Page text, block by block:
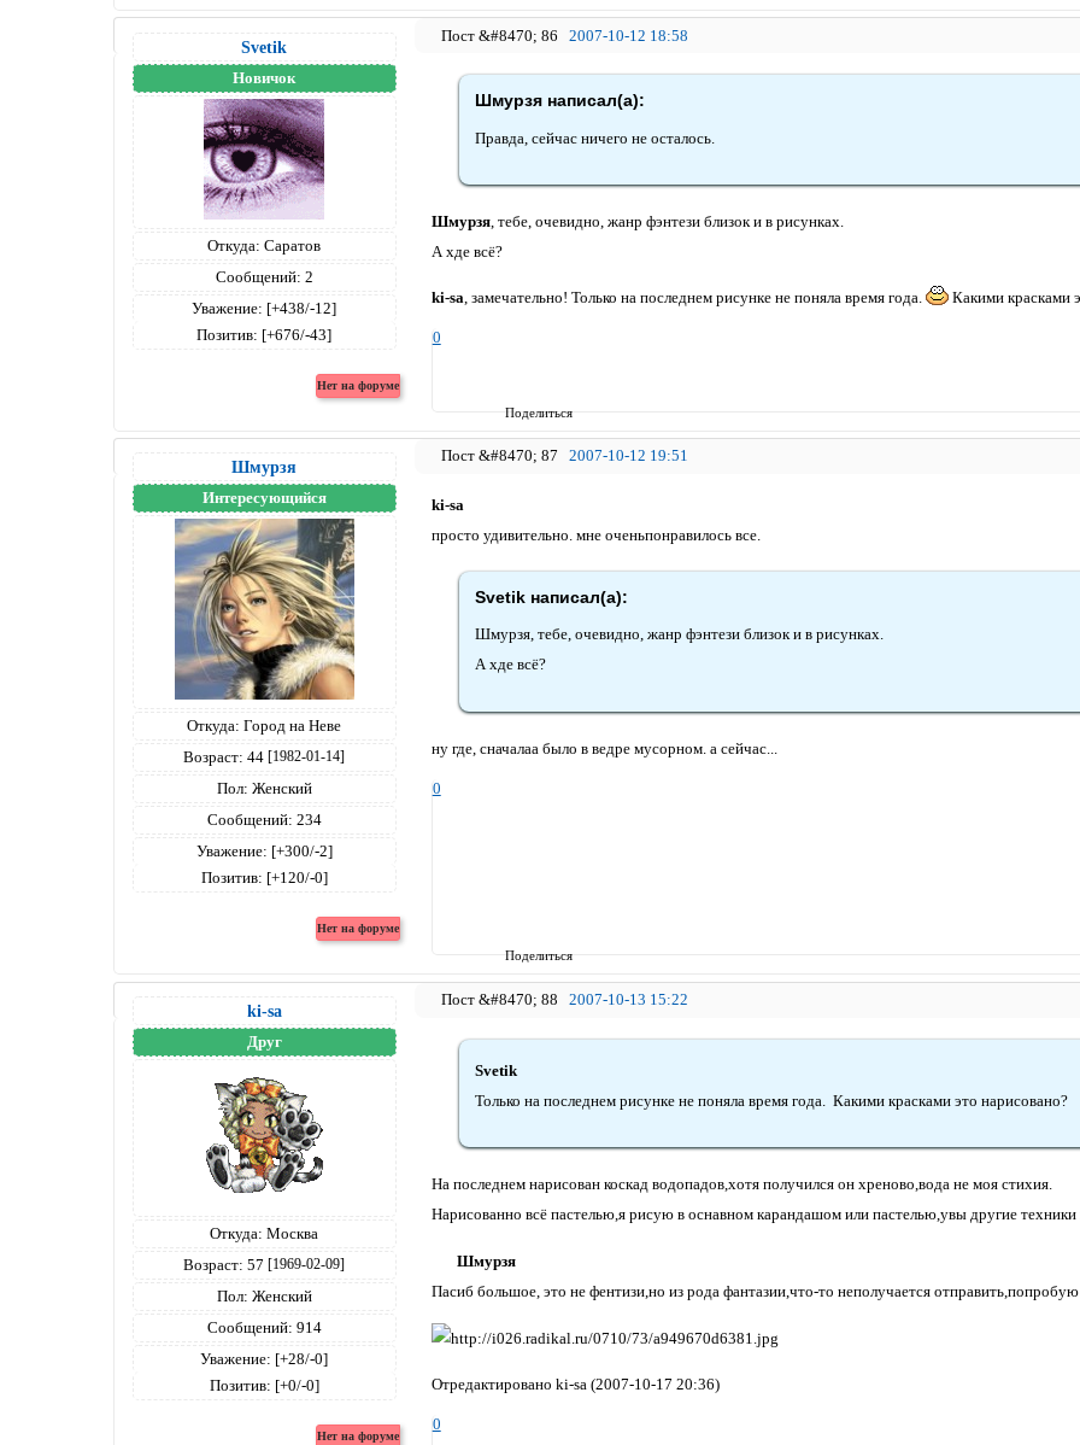
Поделиться
86 2007-10-12 18:58
Svetik
Новичок
Откуда: Саратов
Сообщений: 2
Уважение: [+438/-12]
Позитив: [+676/-43]
Шмурзя написал(а):
Правда, сейчас ничего не осталось.
Шмурзя, тебе, очевидно, жанр фэнтези близок и в рисунках.
А хде всё?
ki-sa, замечательно! Только на последнем рисунке не поняла время года. Какими красками
0
Поделиться
87 2007-10-12 19:51
Шмурзя
Интересующийся
Откуда: Город на Неве
Возраст: 44 [1982-01-14]
Пол: Женский
Сообщений: 234
Уважение: [+300/-2]
Позитив: [+120/-0]
ki-sa
просто удивительно. мне оченьпонравилось все.
Svetik написал(а):
Шмурзя, тебе, очевидно, жанр фэнтези близок и в рисунках.
А хде всё?
ну где, сначалаа было в ведре мусорном. а сейчас...
0
88 2007-10-13 15:22
ki-sa
Друг
Откуда: Москва
Возраст: 57 [1969-02-09]
Пол: Женский
Сообщений: 914
Уважение: [+28/-0]
Позитив: [+0/-0]
Svetik
Только на последнем рисунке не поняла время года. Какими красками это нарисовано?
На последнем нарисован коскад водопадов,хотя получился он хреново,вода не моя стихия.
Нарисованно всё пастелью,я рисую в оснавном карандашом или пастелью,увы другие техники
Шмурзя
Пасиб большое, это не фентизи,но из рода фантазии,что-то неполучается
Отредактировано ki-sa (2007-10-17 20:36)
0